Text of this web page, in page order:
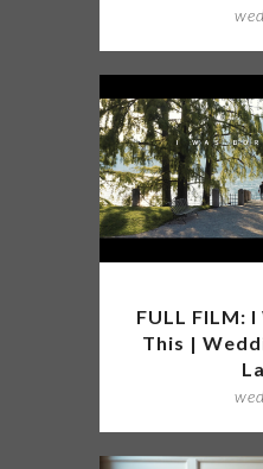
FULL FILM:
This |